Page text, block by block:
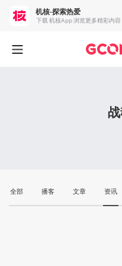
全部 播客 文章 资讯
机核-探索热爱
下载 机核App 浏览更多精彩内容